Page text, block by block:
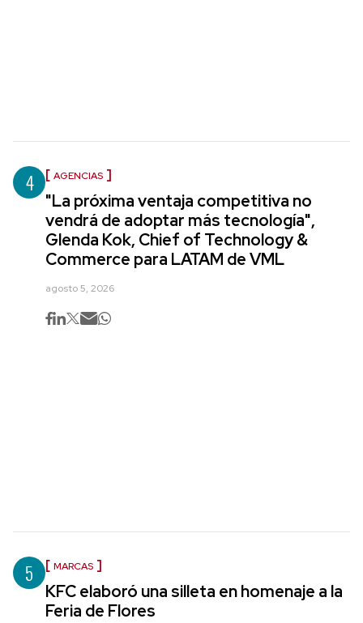
4 AGENCIAS
"La próxima ventaja competitiva no
vendrá de adoptar más tecnología",
Glenda Kok, Chief of Technology &
Commerce para LATAM de VML
agosto 5, 2026
5 MARCAS
KFC elaboró una silleta en homenaje a la
Feria de Flores